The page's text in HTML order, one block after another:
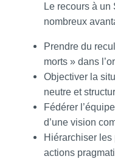
Le recours à un
nombreux
Prendre du
morts » dans
Objectiver la
neutre et
Fédérer
d’une vision
Hiérarchiser
actions